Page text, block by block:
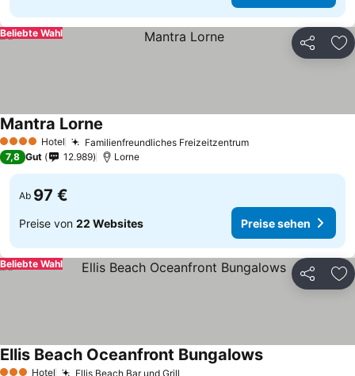
Teilen
Beliebte Wahl
4 Sterne Hotel Familienfreundliches Freizeitzentrum
Mantra Lorne
7,8 Gut 12.989 Lorne
Ab 97 €
Preise von 22 Websites Preise sehen
Teilen
Beliebte Wahl
Hotel Ellis Beach Bar und Grill
Ellis Beach Oceanfront Bungalows